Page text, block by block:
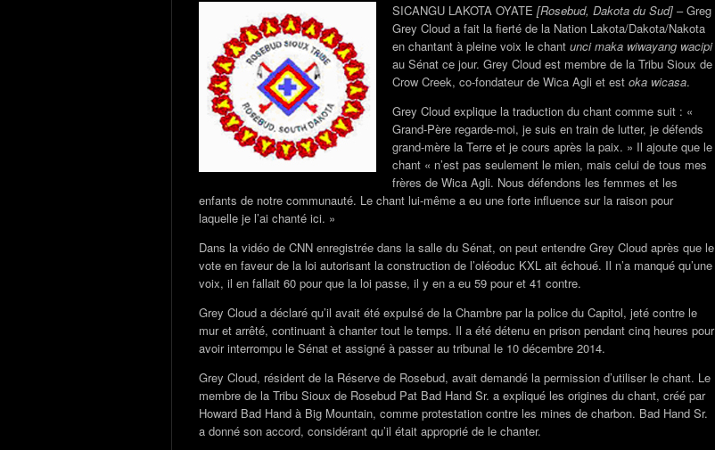
SICANGU LAKOTA OYATE[Rosebud, Dakota du Sud] – Greg
Grey Cloud a fait la fierté de la Nation Lakota/Dakota/Nakota
en chantant à pleine voix le chantunci maka wiwayang wacipi
au Sénat ce jour. Grey Cloud est membre de la Tribu Sioux de
Crow Creek, co-fondateur de Wica Agli et estoka wicasa.
Grey Cloud explique la traduction du chant comme suit : «
Grand-Père regarde-moi, je suis en train de lutter, je défends
grand-mère la Terre et je cours après la paix. » Il ajoute que le
chant « n’est pas seulement le mien, mais celui de tous mes
frères de Wica Agli. Nous défendons les femmes et les
enfants de notre communauté. Le chant lui-même a eu une forte influence sur la raison pour
laquelle je l’ai chanté ici. »
Dans la vidéo de CNN enregistrée dans la salle du Sénat, on peut entendre Grey Cloud après que le
vote en faveur de la loi autorisant la construction de l’oléoduc KXL ait échoué. Il n’a manqué qu’une
voix, il en fallait 60 pour que la loi passe, il y en a eu 59 pour et 41 contre.
Grey Cloud a déclaré qu’il avait été expulsé de la Chambre par la police du Capitol, jeté contre le
mur et arrêté, continuant à chanter tout le temps. Il a été détenu en prison pendant cinq heures pour
avoir interrompu le Sénat et assigné à passer au tribunal le 10 décembre 2014.
Grey Cloud, résident de la Réserve de Rosebud, avait demandé la permission d’utiliser le chant. Le
membre de la Tribu Sioux de Rosebud Pat Bad Hand Sr. a expliqué les origines du chant, créé par
Howard Bad Hand à Big Mountain, comme protestation contre les mines de charbon. Bad Hand Sr.
a donné son accord, considérant qu’il était approprié de le chanter.